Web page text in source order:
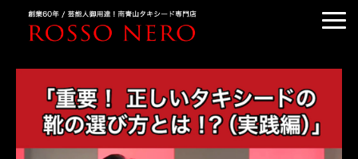
TUXEDO RENTAL
TUXEDO RANKING
KIMONO DRESS